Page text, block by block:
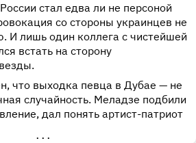
стал едва ли не персоной
со стороны украинцев не
И лишь один коллега с чистейшей
встать на сторону
что выходка певца в Дубае — не
случайность. Меладзе подбили
дал понять артист-патриот
•••